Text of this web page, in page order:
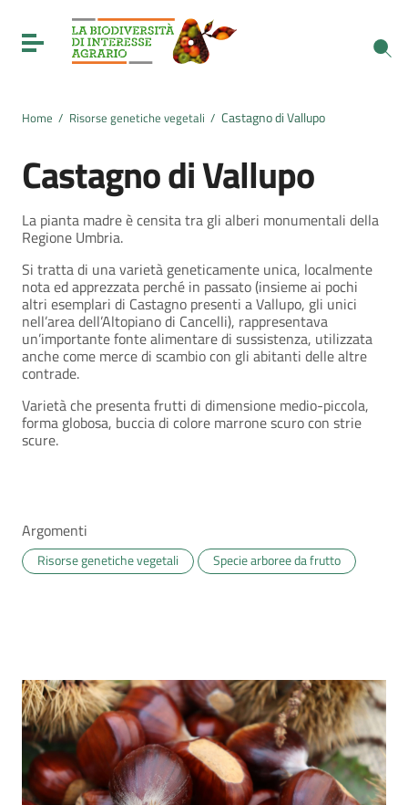
Vai al menu di navigazione
Vai al footer
Toggle navigation
Home / Risorse genetiche vegetali / Castagno di Vallupo
Castagno di Vallupo
La pianta madre è censita tra gli alberi monumentali della
Regione Umbria.
Si tratta di una varietà geneticamente unica, localmente
nota ed apprezzata perché in passato (insieme ai pochi
altri esemplari di Castagno presenti a Vallupo, gli unici
nell’area dell’Altopiano di Cancelli), rappresentava
un’importante fonte alimentare di sussistenza, utilizzata
anche come merce di scambio con gli abitanti delle altre
contrade.
Varietà che presenta frutti di dimensione medio-piccola,
forma globosa, buccia di colore marrone scuro con strie
scure.
Argomenti
Risorse genetiche vegetali Specie arboree da frutto